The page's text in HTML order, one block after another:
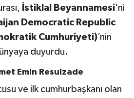
İstiklal Beyannamesi'ni
Democratic Republic
Cumhuriyeti)’nin
duyurdu.
Emin Resulzade
ve ilk cumhurbaşkanı olan